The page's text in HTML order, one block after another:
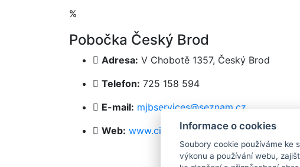
%
Pobočka Český Brod
Adresa: V Chobotě 1357, Český Brod
Telefon: 725 158 594
E-mail: mjbservices@seznam.cz
Web: www.cistirnaceskybrod.cz/ceskybrod
Informace o cookies
Soubory cookie používáme ke
výkonu a používání webu,